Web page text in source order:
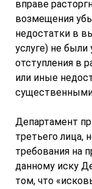
вправе
возмещения
недостатки в
услуге) не
отступления в
или иные
Департамент
третьего лица,
требования на
данному иску
том, что